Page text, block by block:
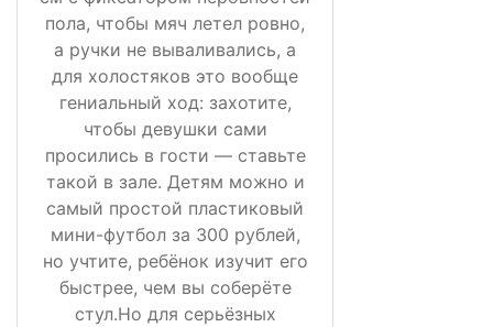
пола, чтобы мяч летел ровно,
а ручки не вываливались, а
для холостяков это вообще
гениальный ход: захотите,
чтобы девушки сами
просились в гости — ставьте
такой в зале. Детям можно и
самый простой пластиковый
мини-футбол за 300 рублей,
но учтите, ребёнок изучит его
быстрее, чем вы соберёте
стул.Но для серьёзных